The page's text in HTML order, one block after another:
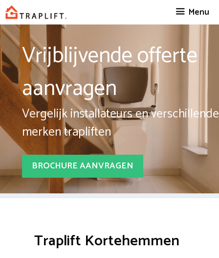
Spring
naar
inhoud
Menu
Vrijblijvende offerte
aanvragen
Vergelijk installateurs en verschillende
merken trapliften
BROCHURE AANVRAGEN
Traplift Kortehemmen